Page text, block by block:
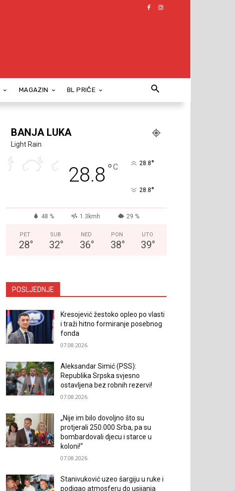
MAGAZIN BL PRIČE
BANJA LUKA
Light Rain
28.8 °C 28.8°
28.8°
48 % 1.3kmh 29 %
PET
28°
SUB
32°
NED
36°
PON
38°
UTO
39°
POSLJEDNJE
Kresojević žestoko opleo po vlasti
i traži hitno formiranje posebnog
fonda
07.08.2026.
Aleksandar Simić (PSS):
Republika Srpska svjesno
ostavljena bez robnih rezervi!
07.08.2026.
„Nije im bilo dovoljno što su
protjerali 250.000 Srba, pa su
bombardovali djecu i starce u
koloni!“
07.08.2026.
Stanivuković uzeo šargiju u ruke i
podigao atmosferu do usijanja